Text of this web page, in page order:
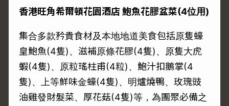
香港旺角希爾頓花園酒店 鮑魚花膠盆菜(4位用)
集合多款矜貴食材及本地地道美食包括原隻蠔
皇鮑魚(4隻)、滋補原條花膠(4隻)、原隻大虎
蝦(4隻)、原粒瑤柱甫(4粒)、鮑汁扣鵝掌(4
隻)、上等鮮味金蠔(4隻)、明爐燒鴨、玫瑰豉
油雞發財髮菜、厚花菇(4隻)等，為團聚必備之